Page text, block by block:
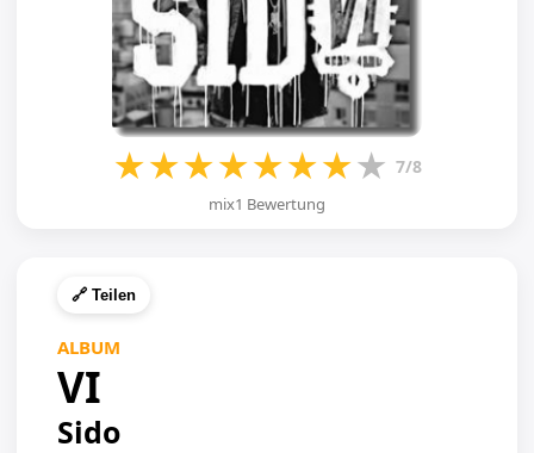
★★★★★★★★ 7/8
mix1 Bewertung
🔗 Teilen
ALBUM
VI
Sido